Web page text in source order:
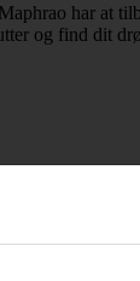
har at
og find dit